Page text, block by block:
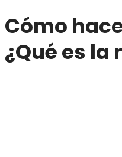
Cómo
¿Qué es